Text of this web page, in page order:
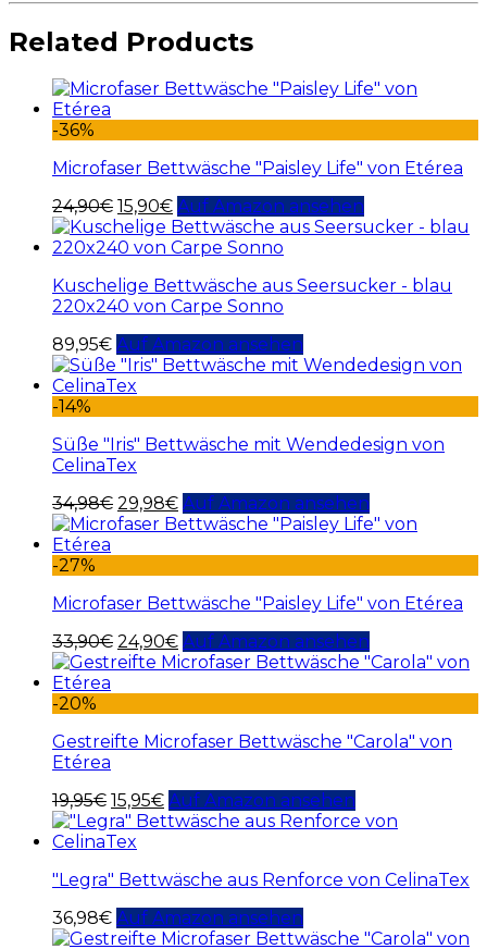
Related Products
-36%
Microfaser Bettwäsche "Paisley Life" von Etérea
24,90€ 15,90€ Auf Amazon ansehen
Kuschelige Bettwäsche aus Seersucker - blau
220x240 von Carpe Sonno
89,95€ Auf Amazon ansehen
-14%
Süße "Iris" Bettwäsche mit Wendedesign von
CelinaTex
34,98€ 29,98€ Auf Amazon ansehen
-27%
Microfaser Bettwäsche "Paisley Life" von Etérea
33,90€ 24,90€ Auf Amazon ansehen
-20%
Gestreifte Microfaser Bettwäsche "Carola" von
Etérea
19,95€ 15,95€ Auf Amazon ansehen
"Legra" Bettwäsche aus Renforce von CelinaTex
36,98€ Auf Amazon ansehen